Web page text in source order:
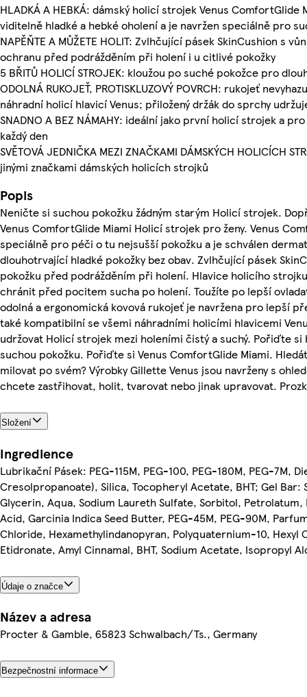
HLADKÁ A HEBKÁ: dámský holicí strojek Venus
viditelně hladké a hebké oholení a je navržen speciálně pro
NAPĚŇTE A MŮŽETE HOLIT: Zvlhčující pásek SkinCushion s
ochranu před podrážděním při holení i u citlivé pokožky
5 BŘITŮ HOLICÍ STROJEK: kloužou po suché pokožce pro
ODOLNÁ RUKOJEŤ, PROTISKLUZOVÝ POVRCH: rukojeť
náhradní holicí hlavicí Venus; přiložený držák do sprchy
SNADNO A BEZ NÁMAHY: ideální jako první holicí strojek a
každý den
SVĚTOVÁ JEDNIČKA MEZI ZNAČKAMI DÁMSKÝCH HOLICÍCH
jinými značkami dámských holicích strojků
Popis
Neničte si suchou pokožku žádným starým Holicí strojek.
Venus ComfortGlide Miami Holicí strojek pro ženy. Venus
speciálně pro péči o tu nejsušší pokožku a je schválen
dlouhotrvající hladké pokožky bez obav. Zvlhčující pásek
pokožku před podrážděním při holení. Hlavice holicího
chránit před pocitem sucha po holení. Toužíte po lepší
odolná a ergonomická kovová rukojeť je navržena pro lepší
také kompatibilní se všemi náhradními holicími hlavicemi
udržovat Holicí strojek mezi holeními čistý a suchý. Pořiďte
suchou pokožku. Pořiďte si Venus ComfortGlide Miami.
milovat po svém? Výrobky Gillette Venus jsou navrženy s
chcete zastřihovat, holit, tvarovat nebo jinak upravovat.
Složení
Ingredience
Lubrikační Pásek: PEG-115M, PEG-100, PEG-180M, PEG-7M,
Cresolpropanoate), Silica, Tocopheryl Acetate, BHT; Gel Bar:
Glycerin, Aqua, Sodium Laureth Sulfate, Sorbitol,
Acid, Garcinia Indica Seed Butter, PEG-45M, PEG-90M,
Chloride, Hexamethylindanopyran, Polyquaternium-10, Hexyl
Etidronate, Amyl Cinnamal, BHT, Sodium Acetate, Isopropyl
Údaje o značce
Název a adresa
Procter & Gamble, 65823 Schwalbach/Ts., Germany
Bezpečnostní informace